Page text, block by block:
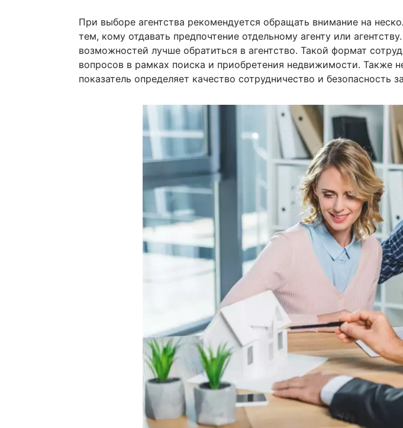
При выборе агентства рекомендуется обращать внимание на
тем, кому отдавать предпочтение отдельному агенту или
возможностей лучше обратиться в агентство. Такой формат
вопросов в рамках поиска и приобретения недвижимости. Также
показатель определяет качество сотрудничество и безопасность